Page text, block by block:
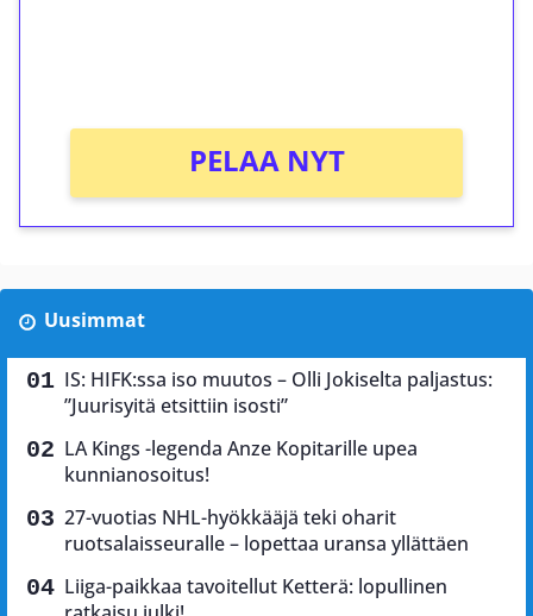
PELAA NYT
Uusimmat
IS: HIFK:ssa iso muutos – Olli Jokiselta paljastus:
”Juurisyitä etsittiin isosti”
LA Kings -legenda Anze Kopitarille upea
kunnianosoitus!
27-vuotias NHL-hyökkääjä teki oharit
ruotsalaisseuralle – lopettaa uransa yllättäen
Liiga-paikkaa tavoitellut Ketterä: lopullinen